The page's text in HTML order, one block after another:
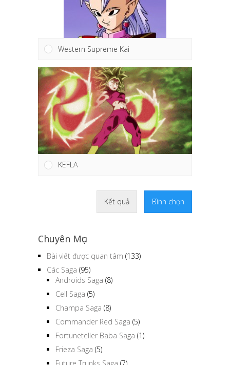
Western Supreme Kai
KEFLA
Kết quả Bình chọn
Chuyên Mục
Bài viết được quan tâm (133)
Các Saga (95)
Androids Saga (8)
Cell Saga (5)
Champa Saga (8)
Commander Red Saga (5)
Fortuneteller Baba Saga (1)
Frieza Saga (5)